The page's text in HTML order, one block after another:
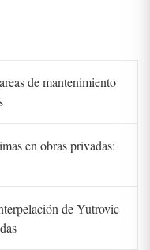
de mantenimiento
en obras privadas:
de Yutrovic